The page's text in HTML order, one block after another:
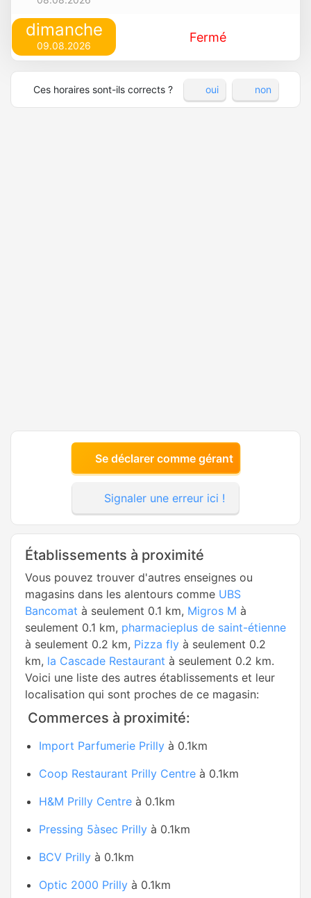
dimanche
09.08.2026
Fermé
Ces horaires sont-ils corrects ? oui non
Se déclarer comme gérant
Signaler une erreur ici !
Établissements à proximité
Vous pouvez trouver d'autres enseignes ou
magasins dans les alentours comme UBS
Bancomat à seulement 0.1 km, Migros M à
seulement 0.1 km, pharmacieplus de saint-étienne
à seulement 0.2 km, Pizza fly à seulement 0.2
km, la Cascade Restaurant à seulement 0.2 km.
Voici une liste des autres établissements et leur
localisation qui sont proches de ce magasin:
Commerces à proximité:
Import Parfumerie Prilly à 0.1km
Coop Restaurant Prilly Centre à 0.1km
H&M Prilly Centre à 0.1km
Pressing 5àsec Prilly à 0.1km
BCV Prilly à 0.1km
Optic 2000 Prilly à 0.1km